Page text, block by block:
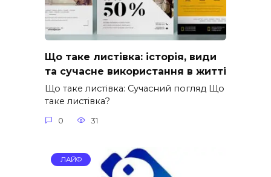
Що таке листівка: історія, види
та сучасне використання в житті
Що таке листівка: Сучасний погляд Що
таке листівка?
0 31
ЛАЙФ